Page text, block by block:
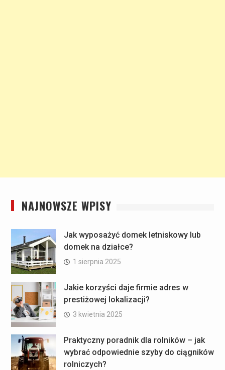
NAJNOWSZE WPISY
Jak wyposażyć domek letniskowy lub
domek na działce?
1 sierpnia 2025
Jakie korzyści daje firmie adres w
prestiżowej lokalizacji?
3 kwietnia 2025
Praktyczny poradnik dla rolników – jak
wybrać odpowiednie szyby do ciągników
rolniczych?